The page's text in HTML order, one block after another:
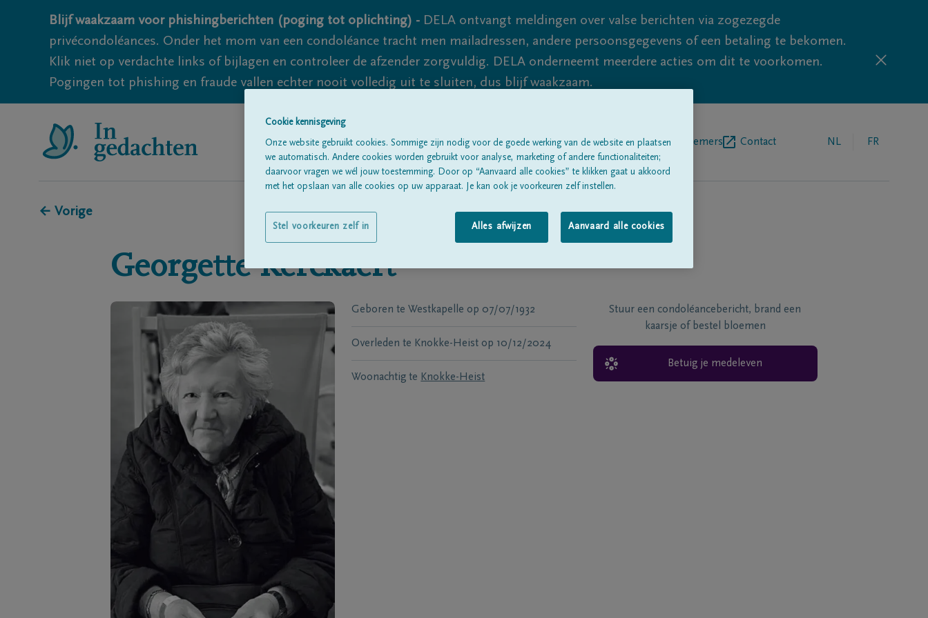
Blijf waakzaam voor phishingberichten (poging tot oplichting) - DELA ontvangt meldingen over valse berichten via zogezegde
privécondoléances. Onder het mom van een condoléance tracht men mailadressen, andere persoonsgegevens of een betaling te bekomen.
Klik niet op verdachte links of bijlagen en controleer de afzender zorgvuldig. DELA onderneemt meerdere acties om dit te voorkomen.
Pogingen tot phishing en fraude vallen echter nooit volledig uit te sluiten, dus blijf waakzaam.
Alle rouwberichtenOver onsBegrafenisondernemers Contact NL FR
← Vorige
Georgette Kerckaert
Geboren te Westkapelle op 07/07/1932
Overleden te Knokke-Heist op 10/12/2024
Woonachtig te Knokke-Heist
Stuur een condoléancebericht, brand een
kaarsje of bestel bloemen
Betuig je medeleven
Cookie kennisgeving
Onze website gebruikt cookies. Sommige zijn nodig voor de goede werking van de website en plaatsen
we automatisch. Andere cookies worden gebruikt voor analyse, marketing of andere functionaliteiten;
daarvoor vragen we wél jouw toestemming. Door op “Aanvaard alle cookies” te klikken gaat u akkoord
met het opslaan van alle cookies op uw apparaat. Je kan ook je voorkeuren zelf instellen.
Alles afwijzen Aanvaard alle cookies
Stel voorkeuren zelf in